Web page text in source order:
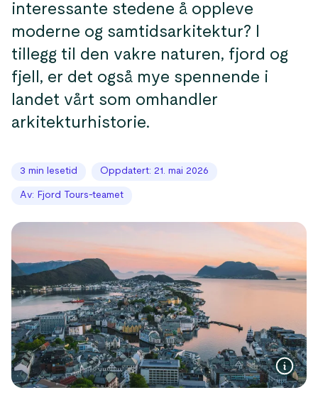
interessante stedene å oppleve
moderne og samtidsarkitektur? I
tillegg til den vakre naturen, fjord og
fjell, er det også mye spennende i
landet vårt som omhandler
arkitekturhistorie.
3 min lesetid Oppdatert: 21. mai 2026
Av: Fjord Tours-teamet